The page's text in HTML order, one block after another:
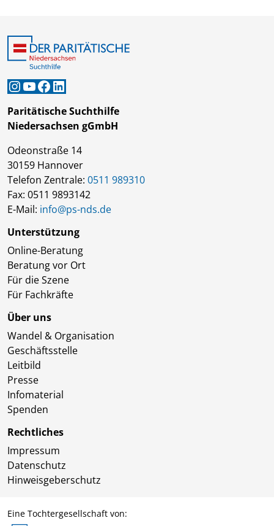
Instagram
YouTube
Facebook
LinkedIn
Paritätische Suchthilfe
Niedersachsen gGmbH
Odeonstraße 14
30159 Hannover
Telefon Zentrale: 0511 989310
Fax: 0511 9893142
E-Mail: info@ps-nds.de
Unterstützung
Online-Beratung
Beratung vor Ort
Für die Szene
Für Fachkräfte
Über uns
Wandel & Organisation
Geschäftsstelle
Leitbild
Presse
Infomaterial
Spenden
Rechtliches
Impressum
Datenschutz
Hinweisgeberschutz
Eine Tochtergesellschaft von: